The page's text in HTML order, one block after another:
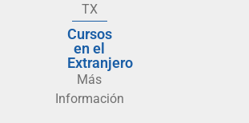
TX
Cursos
en el
Extranjero
Más
Información